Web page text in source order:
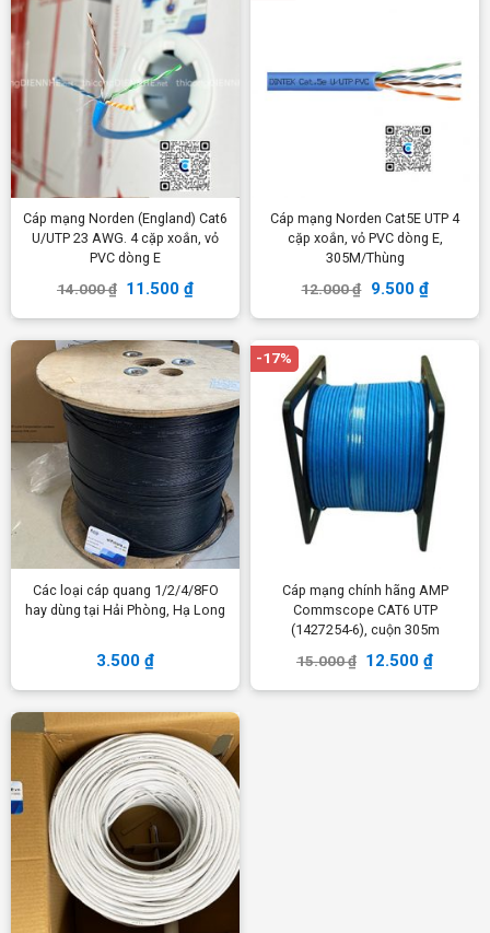
Cáp mạng Norden (England) Cat6
U/UTP 23 AWG. 4 cặp xoắn, vỏ
PVC dòng E
14.000₫ 11.500₫
Cáp mạng Norden Cat5E UTP 4
cặp xoắn, vỏ PVC dòng E,
305M/Thùng
12.000₫ 9.500 ₫
Các loại cáp quang 1/2/4/8FO
hay dùng tại Hải Phòng, Hạ Long
3.500 ₫
-17%
Cáp mạng chính hãng AMP
Commscope CAT6 UTP
(1427254-6), cuộn 305m
15.000₫ 12.500₫